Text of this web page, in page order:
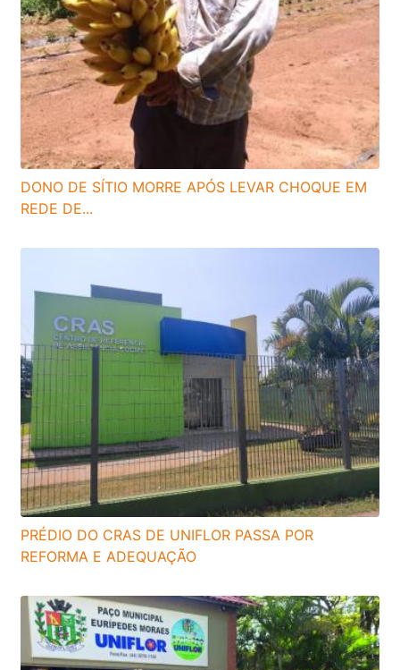
DONO DE SÍTIO MORRE APÓS LEVAR CHOQUE EM
REDE DE...
PRÉDIO DO CRAS DE UNIFLOR PASSA POR
REFORMA E ADEQUAÇÃO